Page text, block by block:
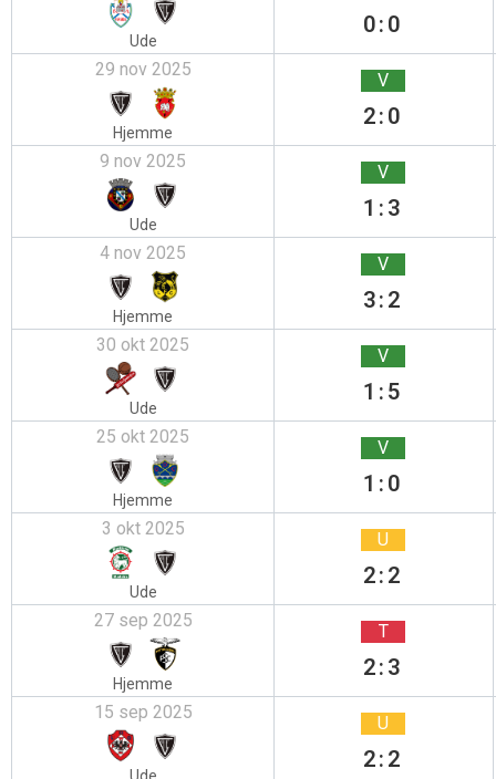
Ude
0:0
29 nov 2025
Hjemme
V
2:0
9 nov 2025
Ude
V
1:3
4 nov 2025
Hjemme
V
3:2
30 okt 2025
Ude
V
1:5
25 okt 2025
Hjemme
V
1:0
3 okt 2025
Ude
U
2:2
27 sep 2025
Hjemme
T
2:3
15 sep 2025 U
2:2